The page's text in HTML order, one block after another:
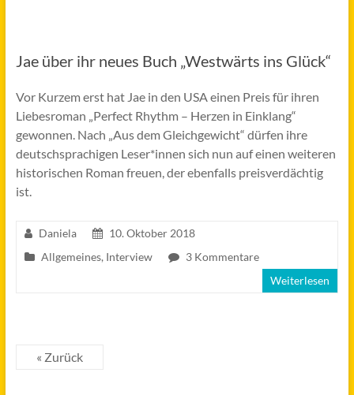
Jae über ihr neues Buch „Westwärts ins Glück“
Vor Kurzem erst hat Jae in den USA einen Preis für ihren
Liebesroman „Perfect Rhythm – Herzen in Einklang“
gewonnen. Nach „Aus dem Gleichgewicht“ dürfen ihre
deutschsprachigen Leser*innen sich nun auf einen weiteren
historischen Roman freuen, der ebenfalls preisverdächtig
ist.
Daniela
10. Oktober 2018
Allgemeines, Interview
3 Kommentare
Weiterlesen
« Zurück